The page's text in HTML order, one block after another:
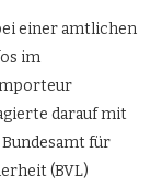
einer amtlichen
im
darauf mit
für
(BVL)